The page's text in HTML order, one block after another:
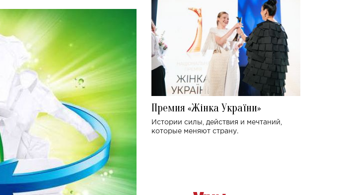
Премия «Жінка України»
Истории силы, действия и мечтаний,
которые меняют страну.